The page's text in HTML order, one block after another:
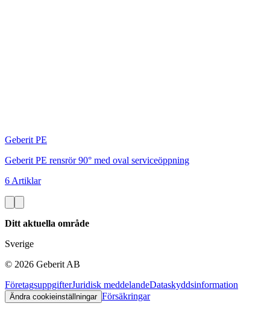
Geberit PE
Geberit PE rensrör 90° med oval serviceöppning
6 Artiklar
Ditt aktuella område
Sverige
© 2026 Geberit AB
FöretagsuppgifterJuridisk meddelandeDataskyddsinformation
Ändra cookieinställningar Försäkringar